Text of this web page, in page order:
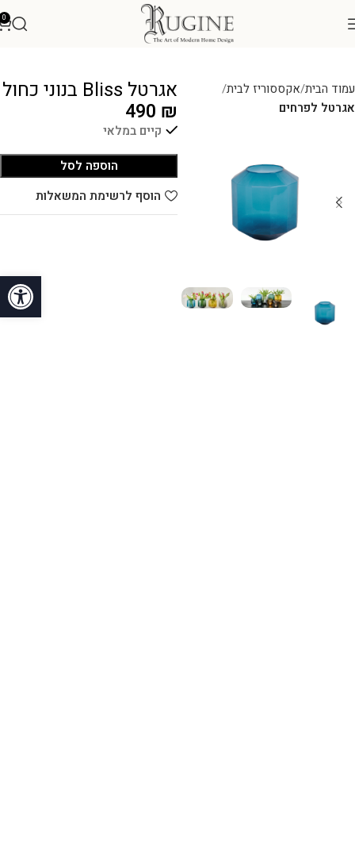
פתח
0
עמוד הבית אקססוריז לבית
אגרטל לפרחים
אגרטל Bliss בנוני כחול
490 ₪
קיים במלאי
הוספה לסל
הוסף לרשימת המשאלות